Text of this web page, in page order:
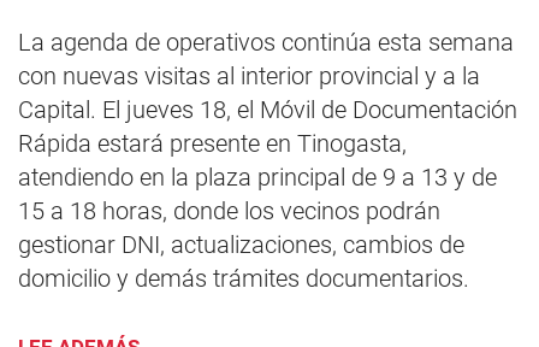
La agenda de operativos continúa esta semana
con nuevas visitas al interior provincial y a la
Capital. El jueves 18, el Móvil de Documentación
Rápida estará presente en Tinogasta,
atendiendo en la plaza principal de 9 a 13 y de
15 a 18 horas, donde los vecinos podrán
gestionar DNI, actualizaciones, cambios de
domicilio y demás trámites documentarios.